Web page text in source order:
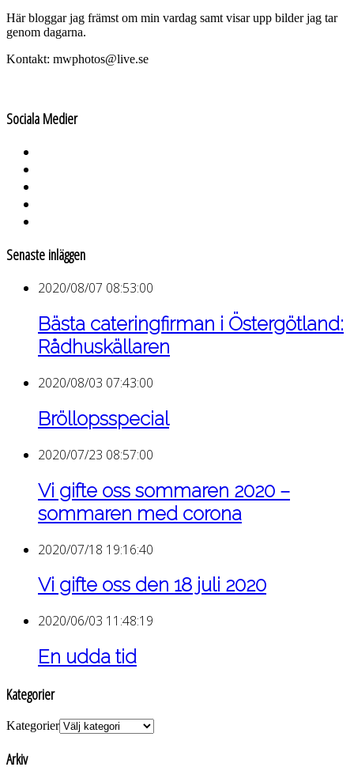
Här bloggar jag främst om min vardag samt visar upp bilder jag tar
genom dagarna.
Kontakt: mwphotos@live.se
Sociala Medier
Senaste inläggen
2020/08/07 08:53:00
Bästa cateringfirman i Östergötland:
Rådhuskällaren
2020/08/03 07:43:00
Bröllopsspecial
2020/07/23 08:57:00
Vi gifte oss sommaren 2020 –
sommaren med corona
2020/07/18 19:16:40
Vi gifte oss den 18 juli 2020
2020/06/03 11:48:19
En udda tid
Kategorier
Kategorier
Arkiv